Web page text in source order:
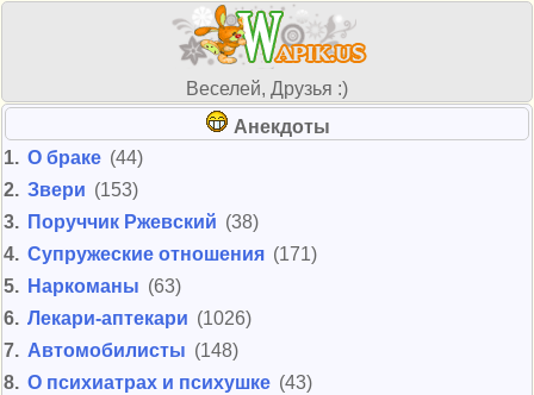
Веселей, Друзья :)
Анекдоты
1. О браке (44)
2. Звери (153)
3. Поруччик Ржевский (38)
4. Супружеские отношения (171)
5. Наркоманы (63)
6. Лекари-аптекари (1026)
7. Автомобилисты (148)
8. О психиатрах и психушке (43)